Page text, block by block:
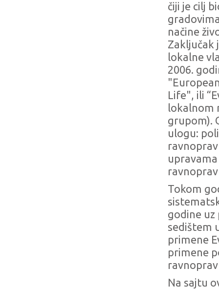
čiji je cilj
načine
Zaključak
lokalne
2006.
Life", ili
lokalnom
grupom).
ulogu:
Tokom
godine uz
sedištem
primene
primene
Na sajtu